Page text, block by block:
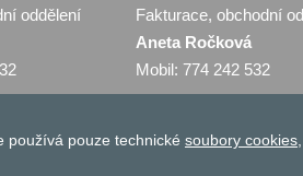
oddělení
Fakturace, obchodní
Aneta Ročková
Mobil: 774 242 532
používá pouze technické soubory cookies